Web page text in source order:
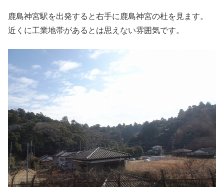
鹿島神宮駅を出発すると右手に鹿島神宮の杜を見ます。
近くに工業地帯があるとは思えない雰囲気です。